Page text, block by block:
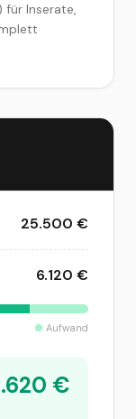
Inserate,
25.500 €
6.120 €
Aufwand
€